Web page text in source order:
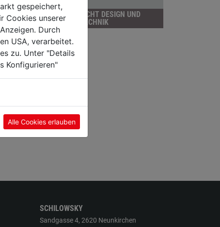
U.
LICHT DESIGN UND
TECHNIK
SCHILOWSKY
Sandgasse 4, 2620 Neunkirchen
gespeichert,
Cookies unserer
Durch
USA, verarbeitet.
zu. Unter "Details
Konfigurieren"
Alle Cookies erlauben